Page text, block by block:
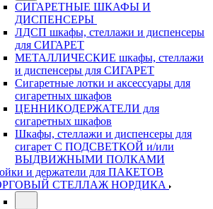
СИГАРЕТНЫЕ ШКАФЫ И
ДИСПЕНСЕРЫ
ЛДСП шкафы, стеллажи и диспенсеры
для СИГАРЕТ
МЕТАЛЛИЧЕСКИЕ шкафы, стеллажи
и диспенсеры для СИГАРЕТ
Сигаретные лотки и аксессуары для
сигаретных шкафов
ЦЕННИКОДЕРЖАТЕЛИ для
сигаретных шкафов
Шкафы, стеллажи и диспенсеры для
сигарет С ПОДСВЕТКОЙ и/или
ВЫДВИЖНЫМИ ПОЛКАМИ
и держатели для ПАКЕТОВ
СТЕЛЛАЖ НОРДИКА